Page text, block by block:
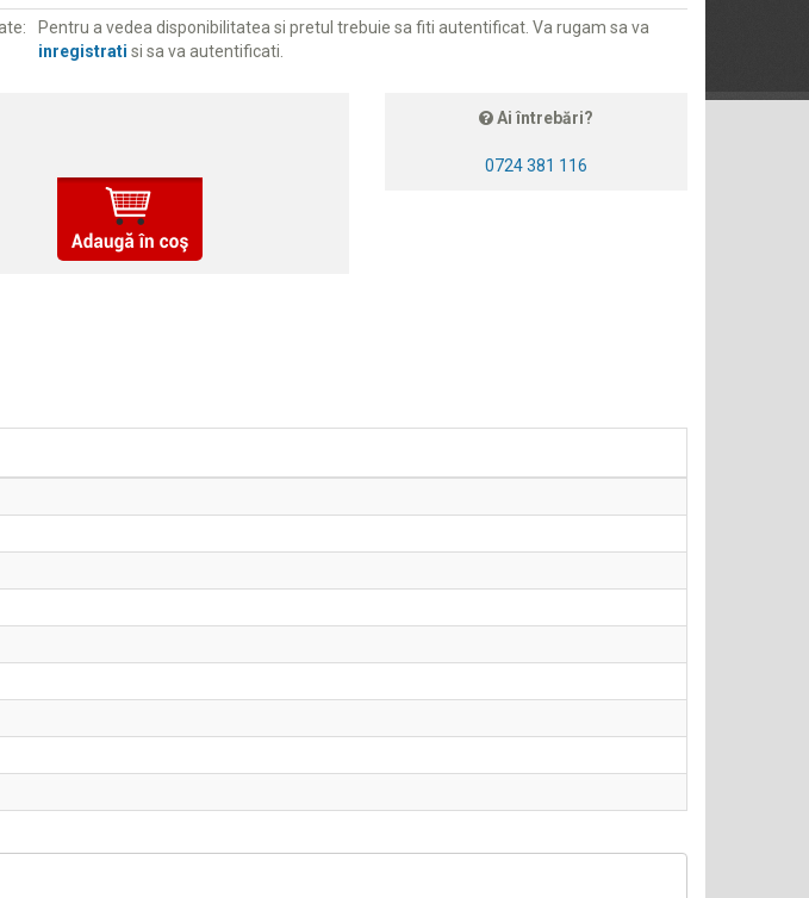
Pentru a vedea disponibilitatea si pretul trebuie sa fiti autentificat. Va rugam sa va
inregistrati si sa va autentificati.
Ai întrebări?
0724 381 116